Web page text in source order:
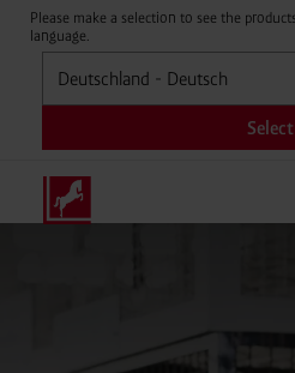
Please make a selection to see the
language.
Selecteren
Select